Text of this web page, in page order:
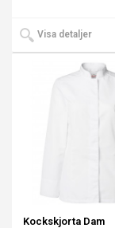
Visa detaljer
Kockskjorta Dam